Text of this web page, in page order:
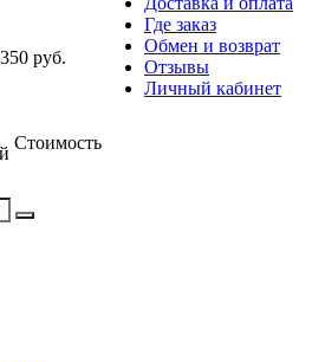
Где заказ
Обмен и возврат
Отзывы
Личный кабинет
350 руб.
Стоимость